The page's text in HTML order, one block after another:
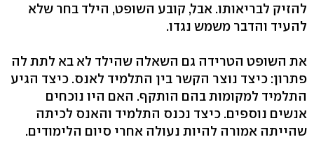
להזיק לבריאותו. אבל, קובע השופט, הילד בחר שלא
להעיד והדבר משמש נגדו.
את השופט הטרידה גם השאלה שהילד לא בא לתת לה
פתרון: כיצד נוצר הקשר בין התלמיד לאנס. כיצד הגיע
התלמיד למקומות בהם הותקף. האם היו נוכחים
אנשים נוספים. כיצד נכנס התלמיד והאנס לכיתה
שהייתה אמורה להיות נעולה אחרי סיום הלימודים.